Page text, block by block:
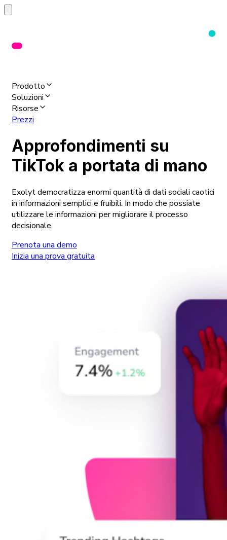
Prodotto
Soluzioni
Risorse
Prezzi
Approfondimenti su
TikTok a portata di mano
Exolyt democratizza enormi quantità di dati sociali caotici
in informazioni semplici e fruibili. In modo che possiate
utilizzare le informazioni per migliorare il processo
decisionale.
Prenota una demo
Inizia una prova gratuita